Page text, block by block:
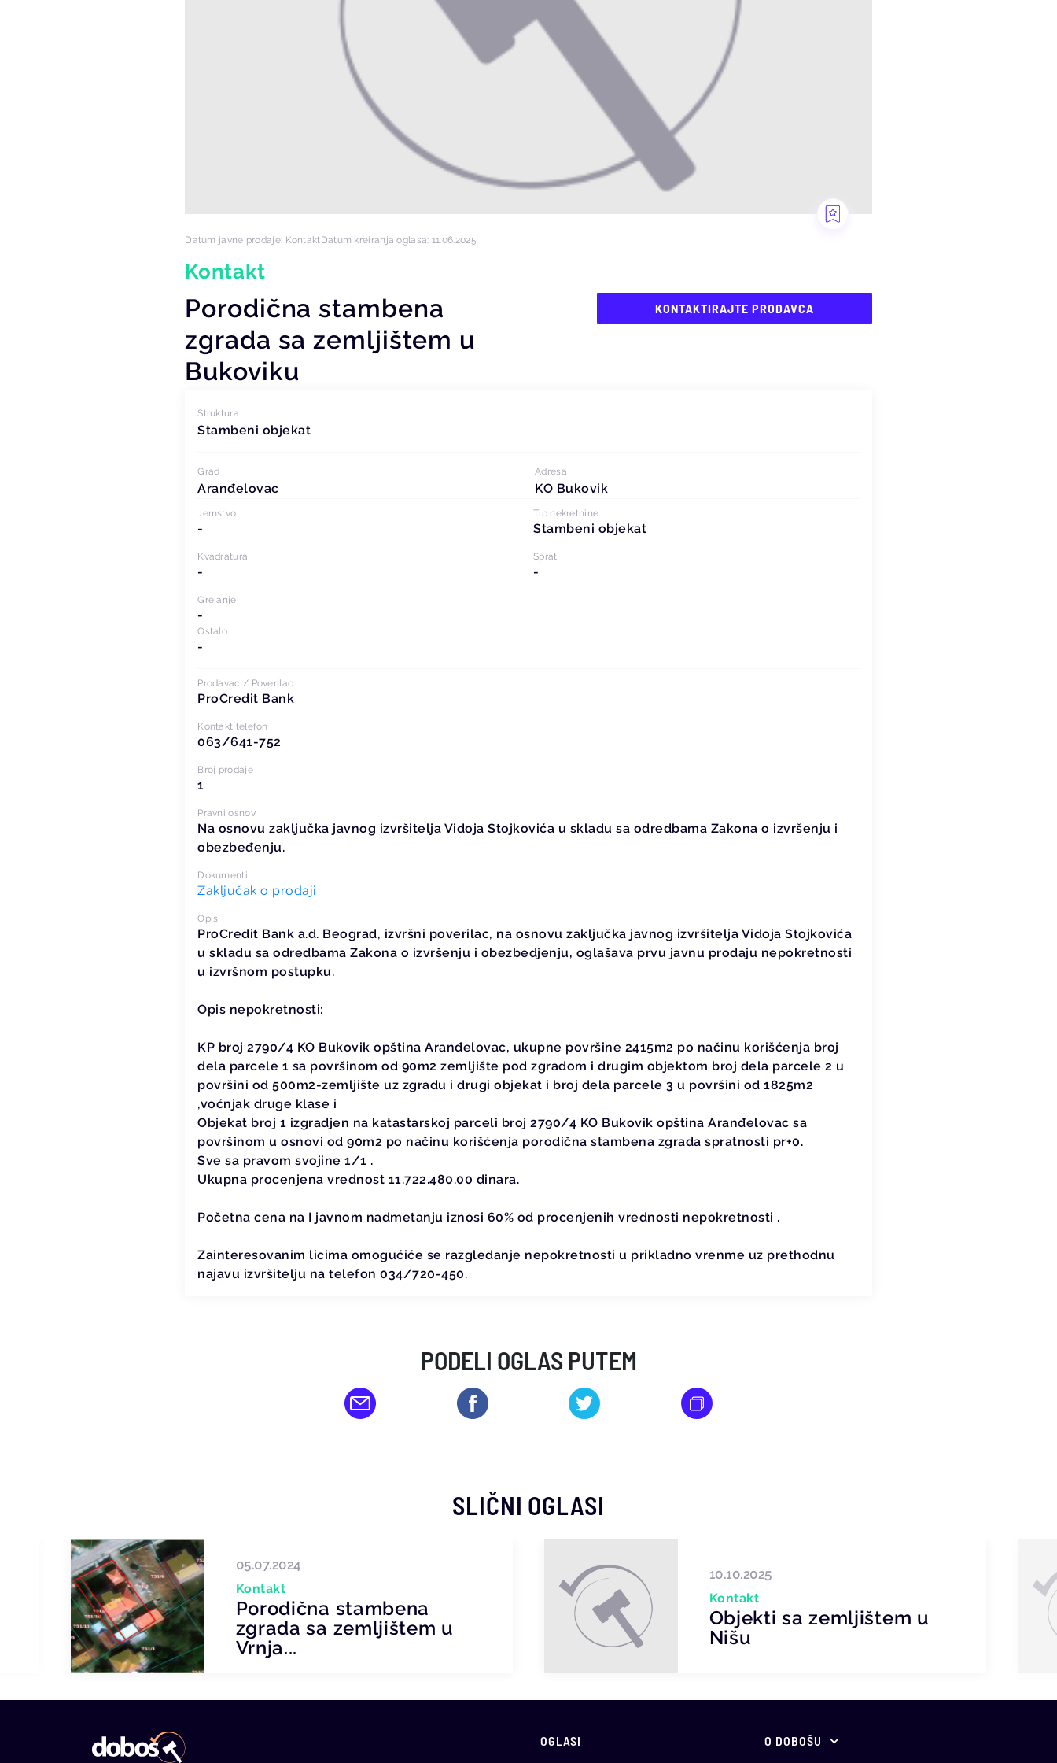
Datum javne prodaje: KontaktDatum kreiranja oglasa: 11.06.2025
Kontakt
Porodična stambena
zgrada sa zemljištem u
Bukoviku
KONTAKTIRAJTE PRODAVCA
Struktura
Stambeni objekat
Grad
Aranđelovac
Adresa
KO Bukovik
Jemstvo
-
Tip nekretnine
Stambeni objekat
Kvadratura
-
Sprat
-
Grejanje
-
Ostalo
-
Prodavac / Poverilac
ProCredit Bank
Kontakt telefon
063/641-752
Broj prodaje
1
Pravni osnov
Na osnovu zaključka javnog izvršitelja Vidoja Stojkovića u skladu sa odredbama Zakona o izvršenju i
obezbeđenju.
Dokumenti
Zaključak o prodaji
Opis
ProCredit Bank a.d. Beograd, izvršni poverilac, na osnovu zaključka javnog izvršitelja Vidoja Stojkovića
u skladu sa odredbama Zakona o izvršenju i obezbedjenju, oglašava prvu javnu prodaju nepokretnosti
u izvršnom postupku.
Opis nepokretnosti:
KP broj 2790/4 KO Bukovik opština Aranđelovac, ukupne površine 2415m2 po načinu korišćenja broj
dela parcele 1 sa površinom od 90m2 zemljište pod zgradom i drugim objektom broj dela parcele 2 u
površini od 500m2-zemljište uz zgradu i drugi objekat i broj dela parcele 3 u površini od 1825m2
,voćnjak druge klase i
Objekat broj 1 izgradjen na katastarskoj parceli broj 2790/4 KO Bukovik opština Aranđelovac sa
površinom u osnovi od 90m2 po načinu korišćenja porodična stambena zgrada spratnosti pr+0.
Sve sa pravom svojine 1/1 .
Ukupna procenjena vrednost 11.722.480.00 dinara.
Početna cena na I javnom nadmetanju iznosi 60% od procenjenih vrednosti nepokretnosti .
Zainteresovanim licima omogućiće se razgledanje nepokretnosti u prikladno vrenme uz prethodnu
najavu izvršitelju na telefon 034/720-450.
PODELI OGLAS PUTEM
SLIČNI OGLASI
05.07.2024
Kontakt
Porodična stambena
zgrada sa zemljištem u
Vrnja...
10.10.2025
Kontakt
Objekti sa zemljištem u
Nišu
OGLASI
O DOBOŠU